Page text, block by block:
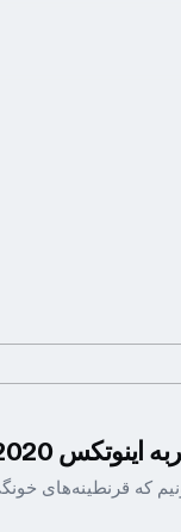
2020 به ما چطور گذشت؟
همه‌مون می‌دونیم که